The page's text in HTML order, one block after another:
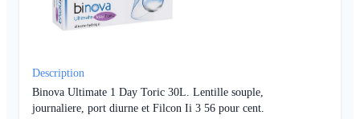
Description
Binova Ultimate 1 Day Toric 30L. Lentille souple,
journaliere, port diurne et Filcon Ii 3 56 pour cent.